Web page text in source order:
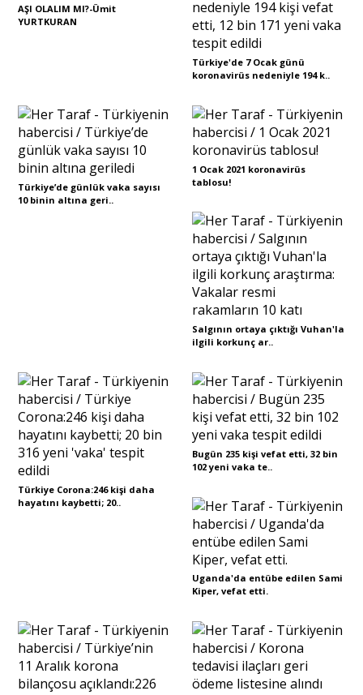
Sağlık
AŞI OLALIM MI?-Ümit
YURTKURAN
Türkiye'de 7 Ocak günü
koronavirüs nedeniyle 194 k..
Türkiye’de günlük vaka sayısı
10 binin altına geri..
1 Ocak 2021 koronavirüs
tablosu!
Salgının ortaya çıktığı Vuhan'la
ilgili korkunç ar..
Türkiye Corona:246 kişi daha
hayatını kaybetti; 20..
Bugün 235 kişi vefat etti, 32 bin
102 yeni vaka te..
Uganda'da entübe edilen Sami
Kiper, vefat etti.